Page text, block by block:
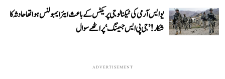
یو ایس آرمی کی ٹیکنالوجی پریکٹس کے باعث ایئر ایمبولنس ہوا تھا حادثہ کا
شکار! ’جی پی ایس جیمنگ‘ پر اٹھے سوال
ADVERTISEMENT